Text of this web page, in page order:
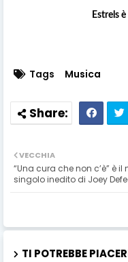
Estrels è
Tags Musica
VECCHIA
“Una cura che non c’è” è il
singolo inedito di Joey
TI POTREBBE